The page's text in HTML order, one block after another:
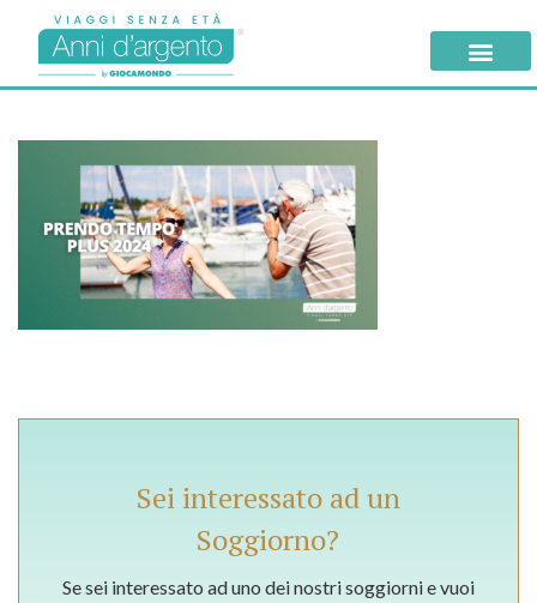
Sei interessato ad un
Soggiorno?
Se sei interessato ad uno dei nostri soggiorni e vuoi